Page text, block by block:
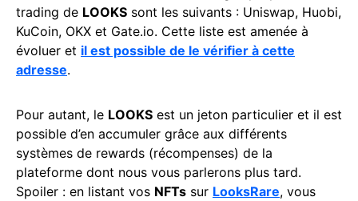
trading de LOOKS sont les suivants : Uniswap, Huobi,
KuCoin, OKX et Gate.io. Cette liste est amenée à
évoluer et il est possible de le vérifier à cette
adresse.
Pour autant, le LOOKS est un jeton particulier et il est
possible d’en accumuler grâce aux différents
systèmes de rewards (récompenses) de la
plateforme dont nous vous parlerons plus tard.
Spoiler : en listant vos NFTs sur LooksRare, vous